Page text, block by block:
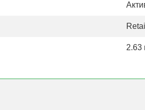
Retail
2.63